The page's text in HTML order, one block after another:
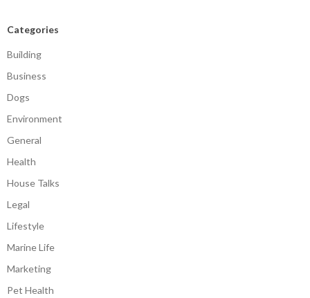
Categories
Building
Business
Dogs
Environment
General
Health
House Talks
Legal
Lifestyle
Marine Life
Marketing
Pet Health